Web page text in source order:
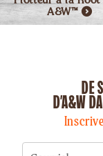
A&W™
DE
D’A&W